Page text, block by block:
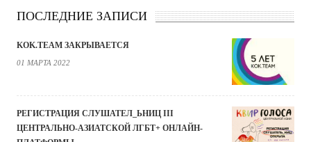
ПОСЛЕДНИЕ ЗАПИСИ
KOK.TEAM ЗАКРЫВАЕТСЯ
01 МАРТА 2022
РЕГИСТРАЦИЯ СЛУШАТЕЛ_ЬНИЦ III
ЦЕНТРАЛЬНО-АЗИАТСКОЙ ЛГБТ+ ОНЛАЙН-